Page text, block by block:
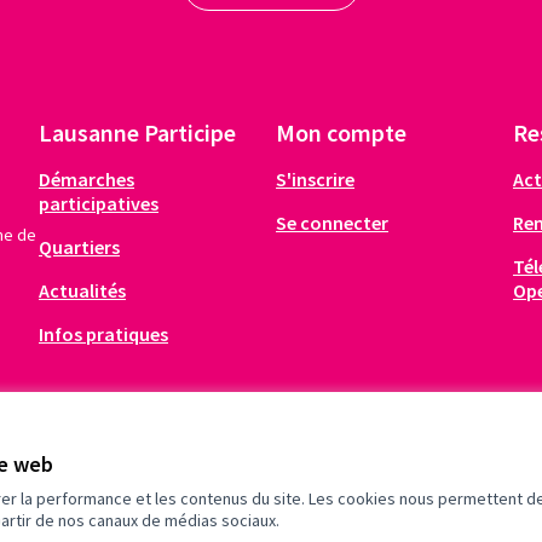
web
la performance et les contenus du site. Les cookies nous permettent
de nos canaux de médias sociaux.
02 Le Terminus/bar/scène/bus
de
Lausanne Participe
Démarches
participatives
Quartiers
Actualités
Infos pratiques
Mon compte
S'inscrire
Se connecter